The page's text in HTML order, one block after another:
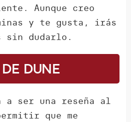
Aunque creo
y te gusta, irás
sin dudarlo.
Dune
a ser una reseña al
que me